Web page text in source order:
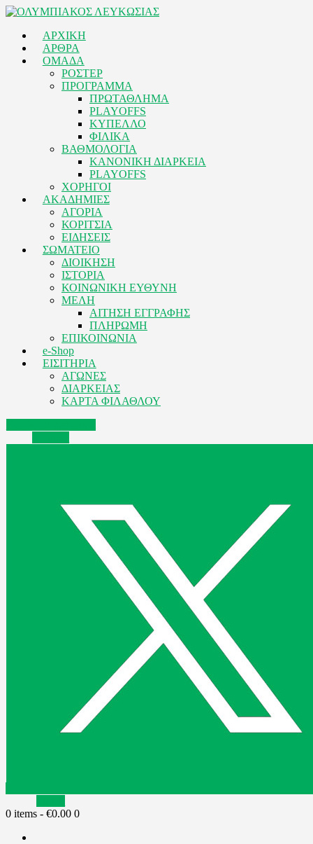
ΑΡΧΙΚΗ
ΑΡΘΡΑ
ΟΜΑΔΑ
ΡΟΣΤΕΡ
ΠΡΟΓΡΑΜΜΑ
ΠΡΩΤΑΘΛΗΜΑ
PLAYOFFS
ΚΥΠΕΛΛΟ
ΦΙΛΙΚΑ
ΒΑΘΜΟΛΟΓΙΑ
ΚΑΝΟΝΙΚΗ ΔΙΑΡΚΕΙΑ
PLAYOFFS
ΧΟΡΗΓΟΙ
ΑΚΑΔΗΜΙΕΣ
ΑΓΟΡΙΑ
ΚΟΡΙΤΣΙΑ
ΕΙΔΗΣΕΙΣ
ΣΩΜΑΤΕΙΟ
ΔΙΟΙΚΗΣΗ
ΙΣΤΟΡΙΑ
ΚΟΙΝΩΝΙΚΗ ΕΥΘΥΝΗ
ΜΕΛΗ
ΑΙΤΗΣΗ ΕΓΓΡΑΦΗΣ
ΠΛΗΡΩΜΗ
ΕΠΙΚΟΙΝΩΝΙΑ
e-Shop
ΕΙΣΙΤΗΡΙΑ
ΑΓΩΝΕΣ
ΔΙΑΡΚΕΙΑΣ
ΚΑΡΤΑ ΦΙΛΑΘΛΟΥ
0 items - €0.00 0